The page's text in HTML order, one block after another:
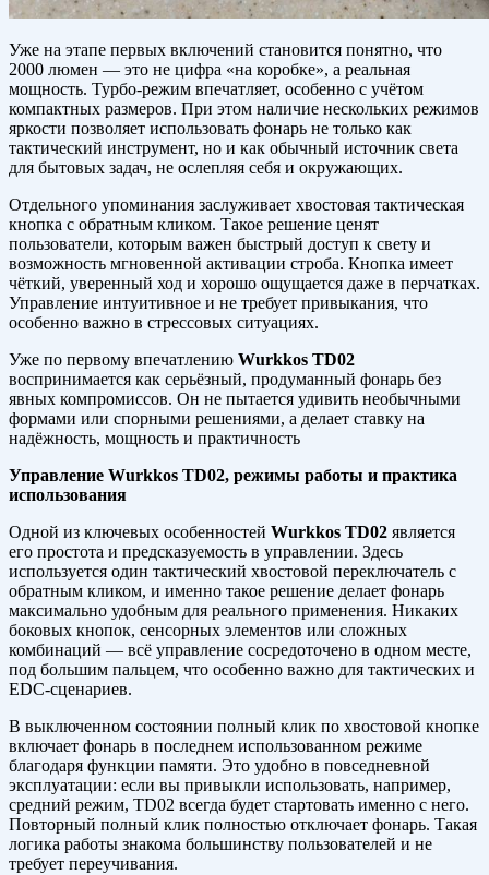
Уже на этапе первых включений становится понятно, что
2000 люмен — это не цифра «на коробке», а реальная
мощность. Турбо-режим впечатляет, особенно с учётом
компактных размеров. При этом наличие нескольких режимов
яркости позволяет использовать фонарь не только как
тактический инструмент, но и как обычный источник света
для бытовых задач, не ослепляя себя и окружающих.
Отдельного упоминания заслуживает хвостовая тактическая
кнопка с обратным кликом. Такое решение ценят
пользователи, которым важен быстрый доступ к свету и
возможность мгновенной активации строба. Кнопка имеет
чёткий, уверенный ход и хорошо ощущается даже в перчатках.
Управление интуитивное и не требует привыкания, что
особенно важно в стрессовых ситуациях.
Уже по первому впечатлению Wurkkos TD02
воспринимается как серьёзный, продуманный фонарь без
явных компромиссов. Он не пытается удивить необычными
формами или спорными решениями, а делает ставку на
надёжность, мощность и практичность
Управление Wurkkos TD02, режимы работы и практика
использования
Одной из ключевых особенностей Wurkkos TD02 является
его простота и предсказуемость в управлении. Здесь
используется один тактический хвостовой переключатель с
обратным кликом, и именно такое решение делает фонарь
максимально удобным для реального применения. Никаких
боковых кнопок, сенсорных элементов или сложных
комбинаций — всё управление сосредоточено в одном месте,
под большим пальцем, что особенно важно для тактических и
EDC-сценариев.
В выключенном состоянии полный клик по хвостовой кнопке
включает фонарь в последнем использованном режиме
благодаря функции памяти. Это удобно в повседневной
эксплуатации: если вы привыкли использовать, например,
средний режим, TD02 всегда будет стартовать именно с него.
Повторный полный клик полностью отключает фонарь. Такая
логика работы знакома большинству пользователей и не
требует переучивания.